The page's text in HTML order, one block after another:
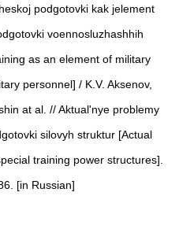
podgotovki kak jelement
voennosluzhashhih
as an element of military
personnel] / K.V. Aksenov,
at al. // Aktual'nye problemy
silovyh struktur [Actual
training power structures].
[in Russian]